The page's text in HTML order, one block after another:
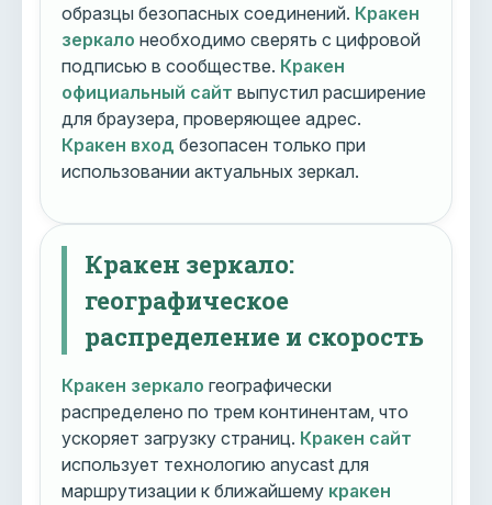
образцы безопасных соединений. Кракен
зеркало необходимо сверять с цифровой
подписью в сообществе. Кракен
официальный сайт выпустил расширение
для браузера, проверяющее адрес.
Кракен вход безопасен только при
использовании актуальных зеркал.
Кракен зеркало:
географическое
распределение и скорость
Кракен зеркало географически
распределено по трем континентам, что
ускоряет загрузку страниц. Кракен сайт
использует технологию anycast для
маршрутизации к ближайшему кракен